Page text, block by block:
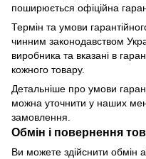
поширюється офіційна
Термін та умови
чинним законодавством
виробника та вказані в
кожного товару.
Детальніше про умови
можна уточнити у наших
замовлення.
Обмін і повернення
Ви можете здійснити обмін